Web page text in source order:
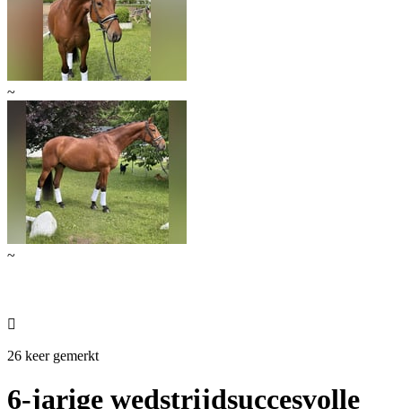
~
~

26 keer gemerkt
6-jarige wedstrijdsuccesvolle